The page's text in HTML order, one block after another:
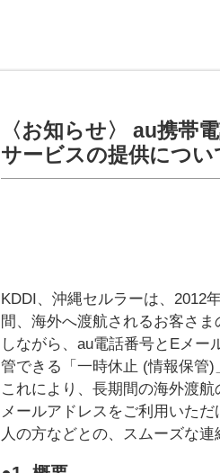
〈お知らせ〉 au携帯
サービスの提供につい
KDDI、沖縄セルラーは、2012
間、海外へ渡航されるお客さ
しながら、au電話番号とEメー
管できる「一時休止 (情報保管
これにより、長期間の海外渡
メールアドレスをご利用いた
人の方などとの、スムーズな